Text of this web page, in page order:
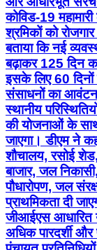
कोविड-19
श्रमिकों को
बताया कि नई
बढ़ाकर 125 दिन
इसके लिए 60 दिनों
संसाधनों का
स्थानीय
की योजनाओं के
जाएगा। डीएम ने
शौचालय, रसोई शेड,
बाजार, जल
पौधारोपण, जल
प्राथमिकता दी
जीआईएस आधारित
अधिक पारदर्शी और